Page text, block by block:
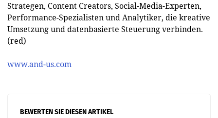
Strategen, Content Creators, Social-Media-Experten,
Performance-Spezialisten und Analytiker, die kreative
Umsetzung und datenbasierte Steuerung verbinden.
(red)
www.and-us.com
BEWERTEN SIE DIESEN ARTIKEL